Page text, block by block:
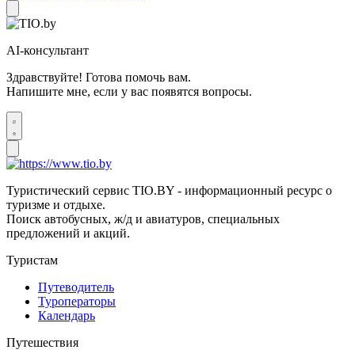
AI-консультант
Здравствуйте! Готова помочь вам.
Напишите мне, если у вас появятся вопросы.
Туристический сервис TIO.BY - информационный ресурс о
туризме и отдыхе.
Поиск автобусных, ж/д и авиатуров, специальных
предложений и акций.
Туристам
Путеводитель
Туроператоры
Календарь
Путешествия